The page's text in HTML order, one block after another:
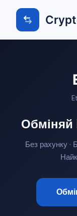
Обміняй
Без рахунку ·